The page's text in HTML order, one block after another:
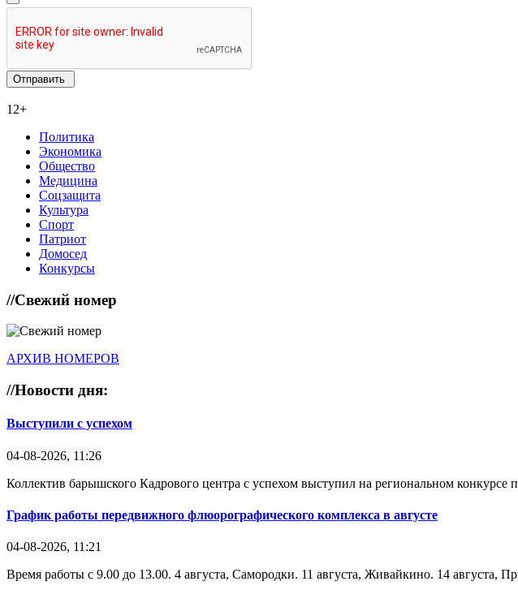
12+
Политика
Экономика
Общество
Медицина
Соцзащита
Культура
Спорт
Патриот
Домосед
Конкурсы
//Свежий номер
АРХИВ НОМЕРОВ
//Новости дня:
Выступили с успехом
04-08-2026, 11:26
Коллектив барышского Кадрового центра с успехом выступил на региональном
График работы передвижного флюорографического комплекса в августе
04-08-2026, 11:21
Время работы с 9.00 до 13.00. 4 августа, Самородки. 11 августа, Живайкино. 14